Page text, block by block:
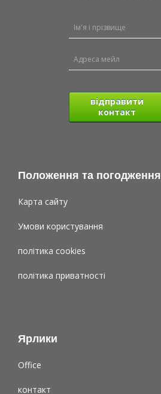
відправити
контакт
Положення та погодження
Карта сайту
Умови користування
політика cookies
політика приватності
Ярлики
Office
контакт